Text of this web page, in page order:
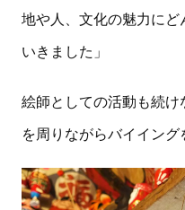
地や人、文化の魅力に
いきました」
絵師としての活動も続
を周りながらバイイング